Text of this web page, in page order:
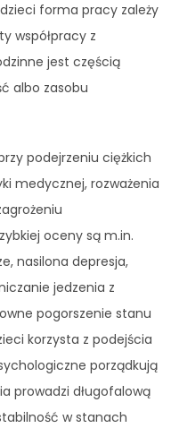
forma pracy zależy
współpracy z
jest częścią
albo zasobu
podejrzeniu ciężkich
medycznej, rozważenia
oceny są m.in.
nasilona depresja,
jedzenia z
pogorszenie stanu
korzysta z podejścia
porządkują
prowadzi długofalową
w stanach